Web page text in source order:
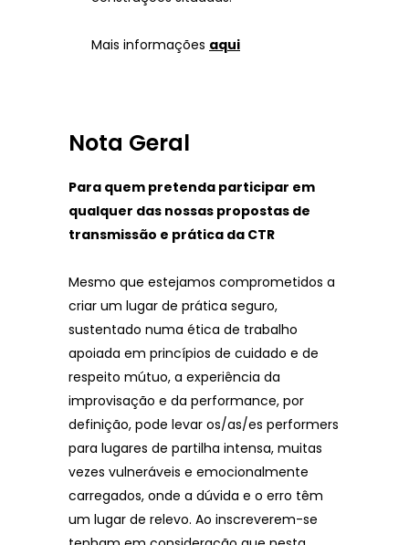
Mais informações aqui
Nota Geral
Para quem pretenda participar em
qualquer das nossas propostas de
transmissão e prática da CTR
Mesmo que estejamos comprometidos a
criar um lugar de prática seguro,
sustentado numa ética de trabalho
apoiada em princípios de cuidado e de
respeito mútuo, a experiência da
improvisação e da performance, por
definição, pode levar os/as/es performers
para lugares de partilha intensa, muitas
vezes vulneráveis e emocionalmente
carregados, onde a dúvida e o erro têm
um lugar de relevo. Ao inscreverem-se